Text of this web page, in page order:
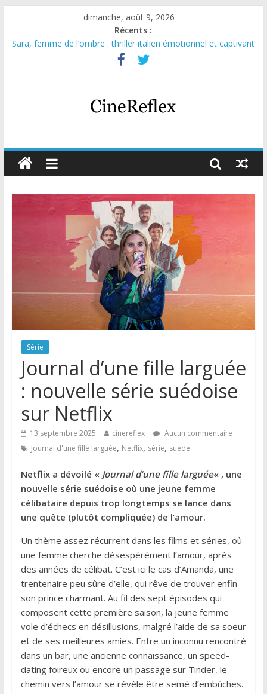
dimanche, août 9, 2026
Récents :
Sara, femme de l’ombre : thriller italien émotionnel et captivant
Journal d’une fille larguée : nouvelle série suédoise sur Netflix
Aema : mini-série sur le tournage d’un film érotique devenu
Glass Heart : excellente série musicale avec Takeru Satō
Olympo, saison 1 : nouvelle série qui séduira les fans de
Série
Journal d’une fille larguée
: nouvelle série suédoise
sur Netflix
13 septembre 2025 cinereflex
Aucun commentaire
Journal d'une fille larguée, Netflix, série, suède
Netflix a dévoilé « Journal d’une fille larguée« , une
nouvelle série suédoise où une jeune femme
célibataire depuis trop longtemps se lance dans
une quête (plutôt compliquée) de l’amour.
Un thème assez récurrent dans les films et séries, où
une femme cherche désespérément l’amour, après
des années de célibat. C’est ici le cas d’Amanda, une
trentenaire peu sûre d’elle, qui rêve de trouver enfin
son prince charmant. Au fil des sept épisodes qui
composent cette première saison, la jeune femme
vole d’échecs en désillusions, malgré l’aide de sa soeur
et de ses meilleures amies. Entre un inconnu rencontré
dans un bar, une ancienne connaissance, un speed-
dating foireux ou encore un passage sur Tinder, le
chemin vers l’amour se révèle être semé d’embûches.